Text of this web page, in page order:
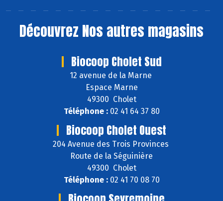
Découvrez Nos autres magasins
Biocoop Cholet Sud
12 avenue de la Marne
Espace Marne
49300 Cholet
Téléphone :02 41 64 37 80
Biocoop Cholet Ouest
204 Avenue des Trois Provinces
Route de la Séguinière
49300 Cholet
Téléphone :02 41 70 08 70